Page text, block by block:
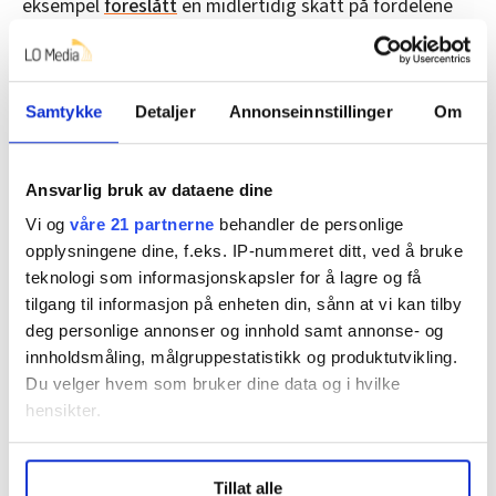
Samtykke Detaljer Annonseinnstillinger Om
Ansvarlig bruk av dataene dine
Vi og våre 21 partnerne behandler de personlige
opplysningene dine, f.eks. IP-nummeret ditt, ved å bruke
teknologi som informasjonskapsler for å lagre og få
tilgang til informasjon på enheten din, sånn at vi kan tilby
deg personlige annonser og innhold samt annonse- og
innholdsmåling, målgruppestatistikk og produktutvikling.
Du velger hvem som bruker dine data og i hvilke
hensikter.
Undermer infokan du lese om hvordan dine personlige
data behandles og hvordan du kan velge hvordan de skal
Tillat alle
eksempelforeslått en midlertidig skatt på fordelene
banksektoren har av at rentenivået er høyt. Slik det er
nå.
I Sverige har man også en egenrisikoskattpå
banknæringen. Den er en avgift på den risikoen banker
går over ende, er det en stor kostnad for oss alle.
Til syvende og sist er det også et spørsmål om
hvordan vi prioriterer som samfunn.
Kanskje kan man formulere det så skarpt som de
svenske Socialdemokraternas leder, Magdalena
Andersson, har sagt det:
«Barnfamiljer, pensionärer och vanliga hushåll som
kämpar måste gå före bankernas övervinster».